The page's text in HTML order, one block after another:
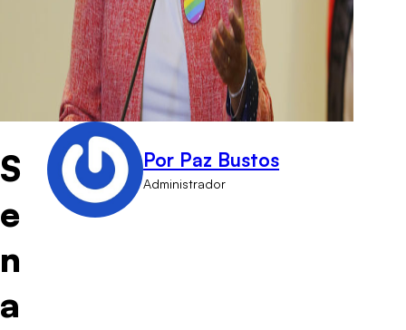
S
e
n
a
Por Paz Bustos
Administrador